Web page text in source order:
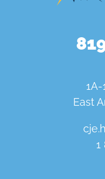
1A-
East
1